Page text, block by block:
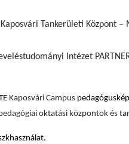
Tankerületi Központ –
Intézet
Kaposvári Campus
oktatási központok és